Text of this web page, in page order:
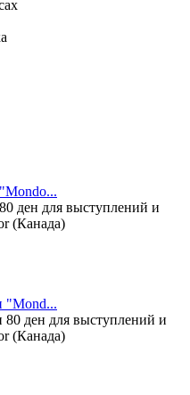
ден для выступлений и
(Канада)
"Mond...
80 ден для выступлений и
(Канада)